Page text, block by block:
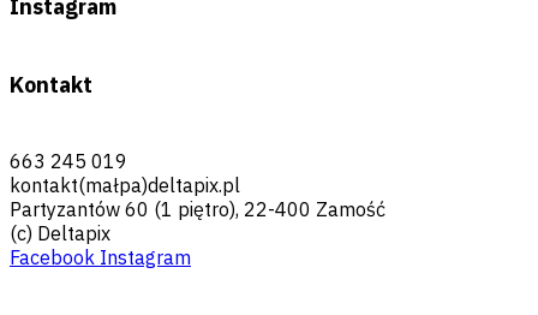
Instagram
Kontakt
663 245 019
kontakt(małpa)deltapix.pl
Partyzantów 60 (1 piętro), 22-400 Zamość
(c) Deltapix
Facebook Instagram